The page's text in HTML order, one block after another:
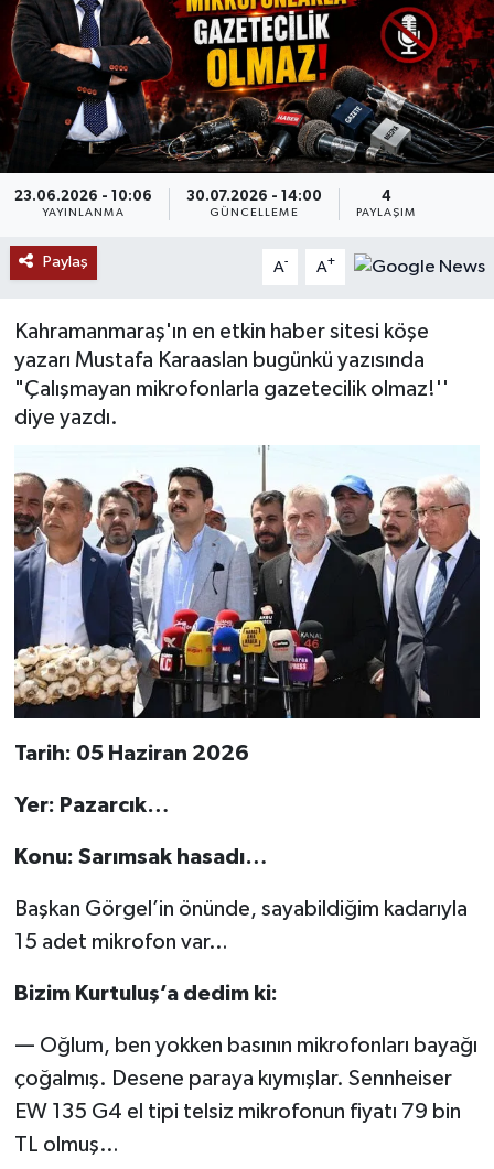
23.06.2026 - 10:06
YAYINLANMA
30.07.2026 - 14:00
GÜNCELLEME
4
PAYLAŞIM
Paylaş A- A+
Kahramanmaraş'ın en etkin haber sitesi köşe
yazarı Mustafa Karaaslan bugünkü yazısında
"Çalışmayan mikrofonlarla gazetecilik olmaz!''
diye yazdı.
Tarih: 05 Haziran 2026
Yer: Pazarcık…
Konu: Sarımsak hasadı…
Başkan Görgel’in önünde, sayabildiğim kadarıyla
15 adet mikrofon var…
Bizim Kurtuluş’a dedim ki:
— Oğlum, ben yokken basının mikrofonları bayağı
çoğalmış. Desene paraya kıymışlar. Sennheiser
EW 135 G4 el tipi telsiz mikrofonun fiyatı 79 bin
TL olmuş…
SAĞLIK
EĞİTİM
BÖLGE
KEŞFET
POPÜLER
MEDYA
OTOMOTİV
TEKNOLOJİ
YAŞAM
KÜLTÜR SANAT